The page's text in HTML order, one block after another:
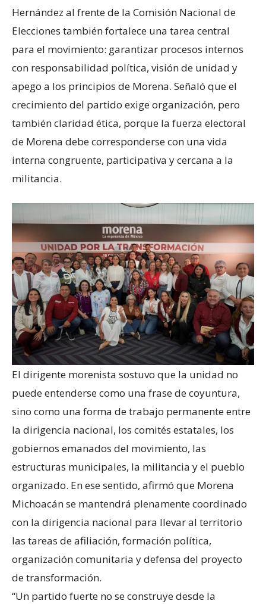
Hernández al frente de la Comisión Nacional de
Elecciones también fortalece una tarea central
para el movimiento: garantizar procesos internos
con responsabilidad política, visión de unidad y
apego a los principios de Morena. Señaló que el
crecimiento del partido exige organización, pero
también claridad ética, porque la fuerza electoral
de Morena debe corresponderse con una vida
interna congruente, participativa y cercana a la
militancia.
El dirigente morenista sostuvo que la unidad no
puede entenderse como una frase de coyuntura,
sino como una forma de trabajo permanente entre
la dirigencia nacional, los comités estatales, los
gobiernos emanados del movimiento, las
estructuras municipales, la militancia y el pueblo
organizado. En ese sentido, afirmó que Morena
Michoacán se mantendrá plenamente coordinado
con la dirigencia nacional para llevar al territorio
las tareas de afiliación, formación política,
organización comunitaria y defensa del proyecto
de transformación.
“Un partido fuerte no se construye desde la